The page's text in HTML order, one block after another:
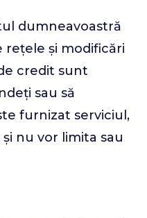
dumneavoastră
și modificări
credit sunt
sau să
furnizat serviciul,
nu vor limita sau